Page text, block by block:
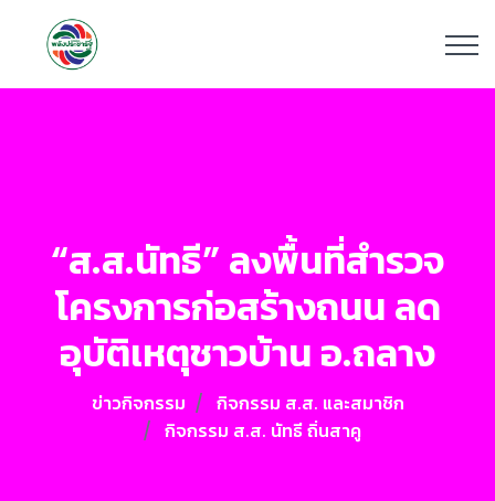
“ส.ส.นัทธี” ลงพื้นที่สำรวจ
โครงการก่อสร้างถนน ลด
อุบัติเหตุชาวบ้าน อ.ถลาง
ข่าวกิจกรรม
กิจกรรม ส.ส. และสมาชิก
กิจกรรม ส.ส. นัทธี ถิ่นสาคู